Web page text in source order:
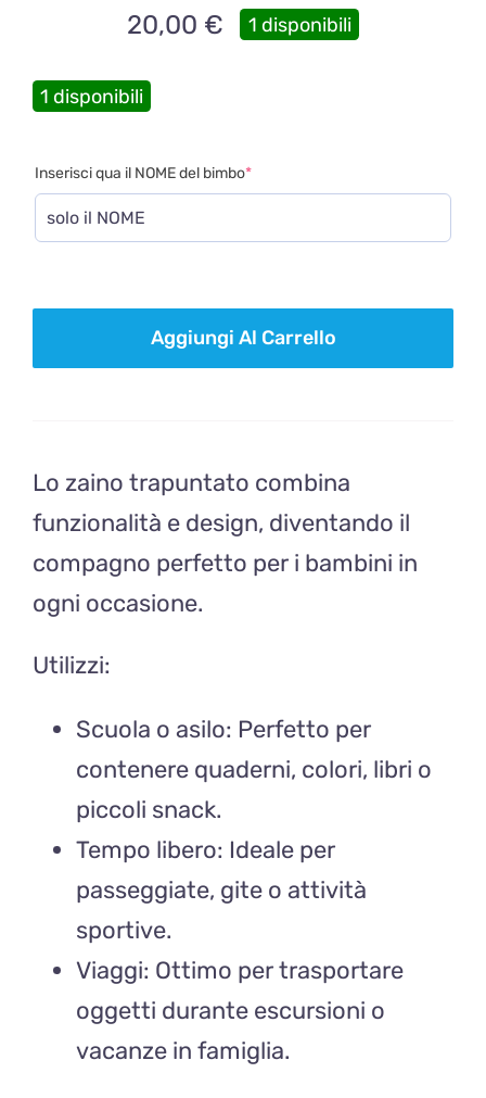
20,00 € 1 disponibili
1 disponibili
Inserisci qua il NOME del bimbo*(required)
TRAPUNTATO
Aggiungi Al Carrello
Lo zaino trapuntato combina
funzionalità e design, diventando il
compagno perfetto per i bambini in
ogni occasione.
Utilizzi:
Scuola o asilo: Perfetto per
contenere quaderni, colori, libri o
piccoli snack.
Tempo libero: Ideale per
passeggiate, gite o attività
sportive.
Viaggi: Ottimo per trasportare
oggetti durante escursioni o
vacanze in famiglia.